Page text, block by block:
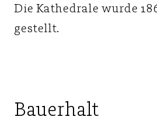
Die Kathedrale wurde
gestellt.
Bauerhalt